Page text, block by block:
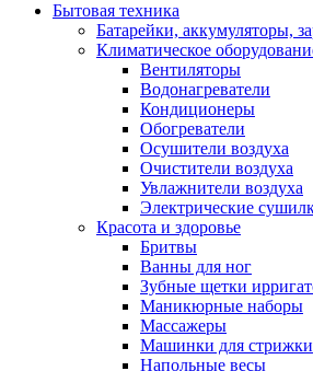
Бытовая техника
Батарейки, аккумуляторы,
Климатическое
Вентиляторы
Водонагреватели
Кондиционеры
Обогреватели
Осушители воздуха
Очистители воздуха
Увлажнители воздуха
Электрические
Красота и здоровье
Бритвы
Ванны для ног
Зубные щетки
Маникюрные наборы
Массажеры
Машинки для стрижки
Напольные весы